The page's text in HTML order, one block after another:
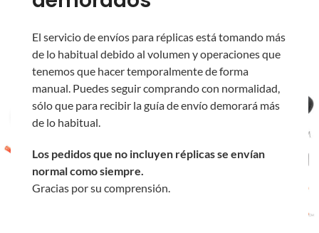
El servicio de envíos para réplicas está tomando más
de lo habitual debido al volumen y operaciones que
tenemos que hacer temporalmente de forma
manual. Puedes seguir comprando con normalidad,
sólo que para recibir la guía de envío demorará más
de lo habitual.
Los pedidos que no incluyen réplicas se envían
normal como siempre.
Gracias por su comprensión.
Ver video